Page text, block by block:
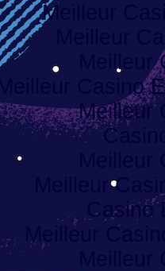
Meilleur
Meilleur Casino
Meilleur
Meilleur
Meilleur